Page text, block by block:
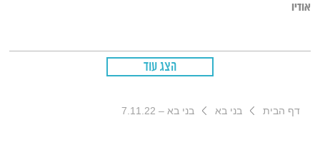
אודיו
הצג עוד
דף הבית בני בא בני בא – 7.11.22